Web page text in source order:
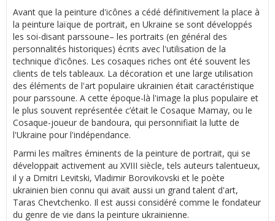
Avant que la peinture d'icônes a cédé définitivement la place à
la peinture laïque de portrait, en Ukraine se sont développés
les soi-disant parssoune– les portraits (en général des
personnalités historiques) écrits avec l'utilisation de la
technique d'icônes. Les cosaques riches ont été souvent les
clients de tels tableaux. La décoration et une large utilisation
des éléments de l'art populaire ukrainien était caractéristique
pour parssoune. A cette époque-là l'image la plus populaire et
le plus souvent représentée c’était le Cosaque Mamay, ou le
Cosaque-joueur de bandoura, qui personnifiait la lutte de
l'Ukraine pour l'indépendance.
Parmi les maîtres éminents de la peinture de portrait, qui se
développait activement au XVIII siècle, tels auteurs talentueux,
il y a Dmitri Levitski, Vladimir Borovikovski et le poète
ukrainien bien connu qui avait aussi un grand talent d'art,
Taras Chevtchenko. Il est aussi considéré comme le fondateur
du genre de vie dans la peinture ukrainienne.